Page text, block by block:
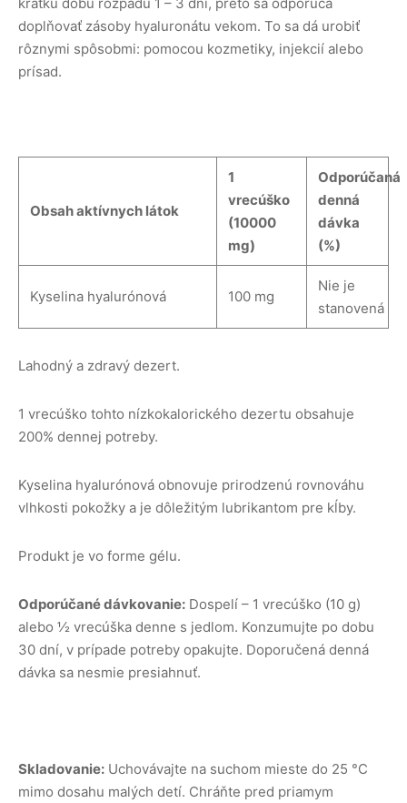
doplňovať zásoby hyaluronátu vekom. To sa dá urobiť
rôznymi spôsobmi: pomocou kozmetiky, injekcií alebo
prísad.
Obsah aktívnych látok
1
vrecúško
(10000
mg)
Odporúčaná
denná
dávka
(%)
Kyselina hyalurónová 100 mg
Nie je
stanovená
Lahodný a zdravý dezert.
1 vrecúško tohto nízkokalorického dezertu obsahuje
200% dennej potreby.
Kyselina hyalurónová obnovuje prirodzenú rovnováhu
vlhkosti pokožky a je dôležitým lubrikantom pre kĺby.
Produkt je vo forme gélu.
Odporúčané dávkovanie: Dospelí – 1 vrecúško (10 g)
alebo ½ vrecúška denne s jedlom. Konzumujte po dobu
30 dní, v prípade potreby opakujte. Doporučená denná
dávka sa nesmie presiahnuť.
Skladovanie: Uchovávajte na suchom mieste do 25 °C
mimo dosahu malých detí. Chráňte pred priamym